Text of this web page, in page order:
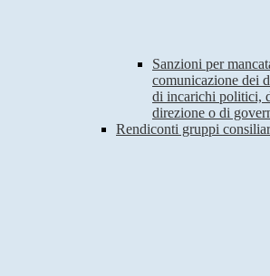
Sanzioni per
comunicazione dei
di incarichi politici,
direzione o di
Rendiconti gruppi